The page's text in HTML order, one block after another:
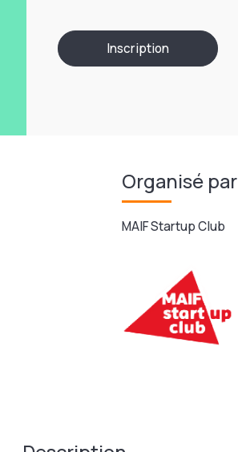
Inscription
Organisé par
MAIF Startup Club